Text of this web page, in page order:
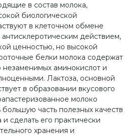
в состав молока,
биологической
в клеточном обмене
действием,
ценностью, но высокой
белки молока содержат
аминокислот и
Лактоза, основной
в образовании вкусового
молоко
большую часть полезных качеств
и сделать его практически
хранения и